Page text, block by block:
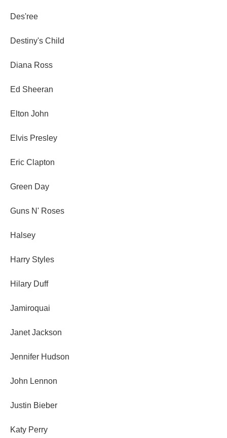
Des'ree
Destiny's Child
Diana Ross
Ed Sheeran
Elton John
Elvis Presley
Eric Clapton
Green Day
Guns N' Roses
Halsey
Harry Styles
Hilary Duff
Jamiroquai
Janet Jackson
Jennifer Hudson
John Lennon
Justin Bieber
Katy Perry